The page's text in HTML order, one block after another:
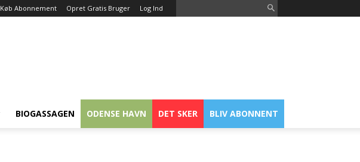
Køb Abonnement Opret Gratis Bruger Log Ind
BIOGASSAGEN ODENSE HAVN DET SKER BLIV ABONNENT